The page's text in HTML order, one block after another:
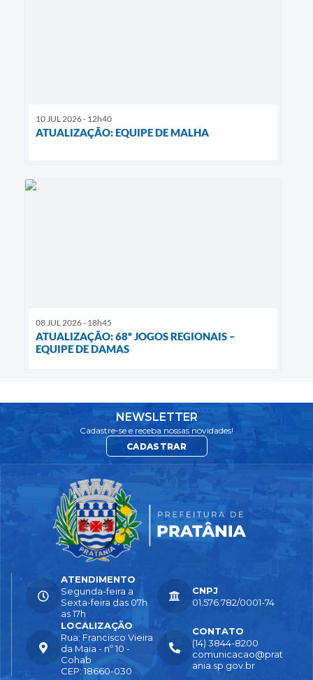
10 JUL 2026 - 12h40
ATUALIZAÇÃO: EQUIPE DE MALHA
08 JUL 2026 - 18h45
ATUALIZAÇÃO: 68º JOGOS REGIONAIS –
EQUIPE DE DAMAS
NEWSLETTER
Cadastre-se e receba nossas novidades!
CADASTRAR
LOCALIZAÇÃO
Rua: Francisco Vieira
da Maia - nº 10 -
Cohab
CEP: 18660-030
CONTATO
(14) 3844-8200
comunicacao@prat
ania.sp.gov.br
ATENDIMENTO
Segunda-feira a
Sexta-feira das 07h
as 17h
CNPJ
01.576.782/0001-74